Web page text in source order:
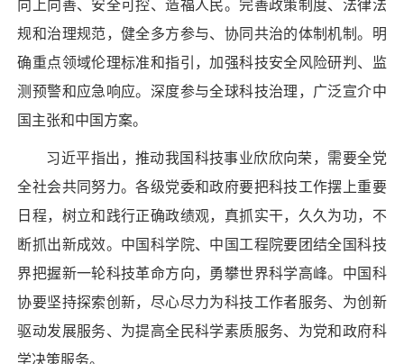
向上向善、安全可控、造福人民。完善政策制度、法律法
规和治理规范，健全多方参与、协同共治的体制机制。明
确重点领域伦理标准和指引，加强科技安全风险研判、监
测预警和应急响应。深度参与全球科技治理，广泛宣介中
国主张和中国方案。
习近平指出，推动我国科技事业欣欣向荣，需要全党
全社会共同努力。各级党委和政府要把科技工作摆上重要
日程，树立和践行正确政绩观，真抓实干，久久为功，不
断抓出新成效。中国科学院、中国工程院要团结全国科技
界把握新一轮科技革命方向，勇攀世界科学高峰。中国科
协要坚持探索创新，尽心尽力为科技工作者服务、为创新
驱动发展服务、为提高全民科学素质服务、为党和政府科
学决策服务。